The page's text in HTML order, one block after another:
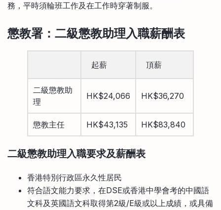
務，平時須輪班工作及在工作時穿著制服。
懲教署 ：二級懲教助理入職薪酬表
起薪 頂薪
二級懲教助
理
HK$24,066 HK$36,270
懲教主任 HK$43,135 HK$83,840
二級懲教助理入職要求及薪酬表
香港特別行政區永久性居民
符合語文能力要求，在DSE或香港中學會考的中國語
文科及英國語文科取得第2級/E級或以上成績，或具備